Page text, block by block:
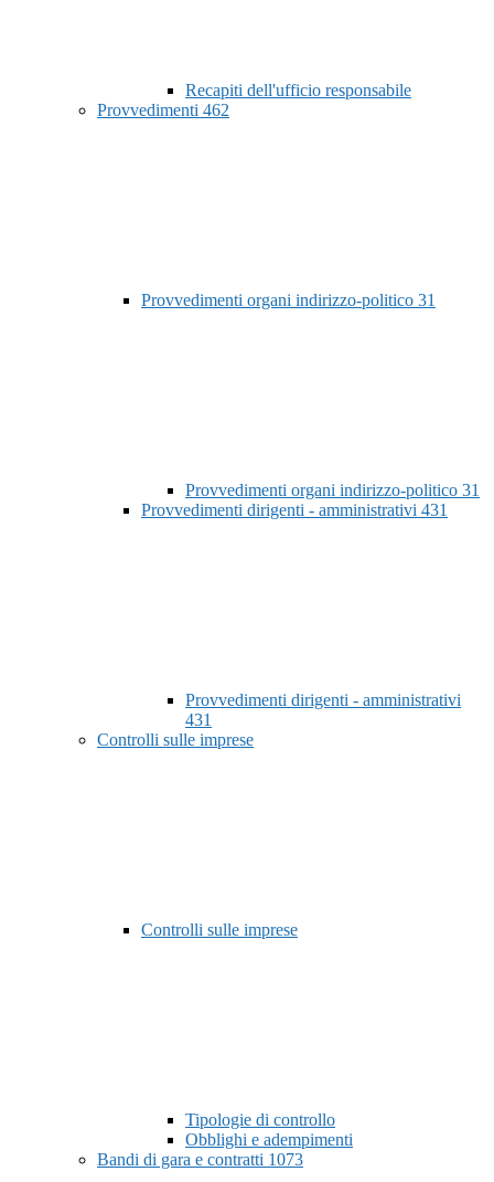
Recapiti dell'ufficio responsabile
Provvedimenti 462
Provvedimenti organi indirizzo-politico 31
Provvedimenti organi indirizzo-politico 31
Provvedimenti dirigenti - amministrativi 431
Provvedimenti dirigenti - amministrativi
431
Controlli sulle imprese
Controlli sulle imprese
Tipologie di controllo
Obblighi e adempimenti
Bandi di gara e contratti 1073